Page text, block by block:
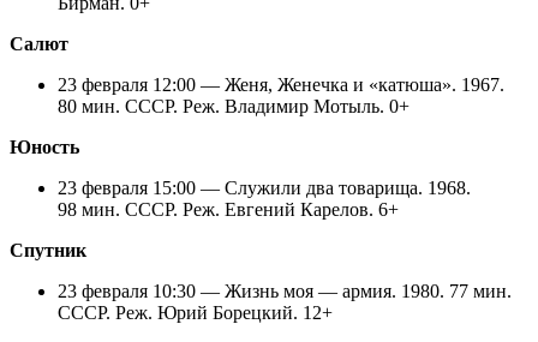
Салют
23 февраля 12:00 — Женя, Женечка и «катюша». 1967.
80 мин. СССР. Реж. Владимир Мотыль. 0+
Юность
23 февраля 15:00 — Служили два товарища. 1968.
98 мин. СССР. Реж. Евгений Карелов. 6+
Спутник
23 февраля 10:30 — Жизнь моя — армия. 1980. 77 мин.
СССР. Реж. Юрий Борецкий. 12+